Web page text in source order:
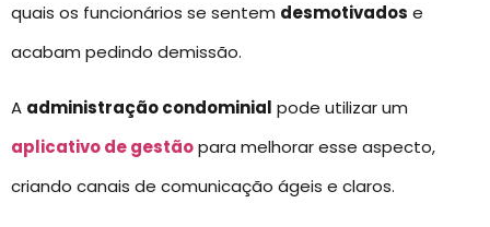
quais os funcionários se sentem desmotivados e
acabam pedindo demissão.
A administração condominial pode utilizar um
aplicativo de gestãopara melhorar esse aspecto,
criando canais de comunicação ágeis e claros.